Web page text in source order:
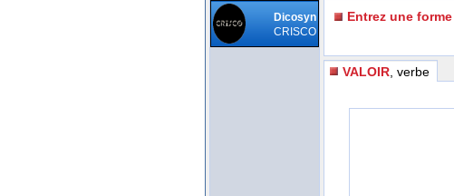
Dicosyn
CRISCO
Entrez une forme
VALOIR , verbe